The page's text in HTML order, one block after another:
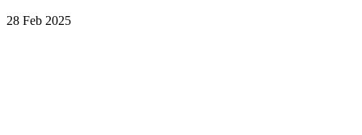
28 Feb 2025